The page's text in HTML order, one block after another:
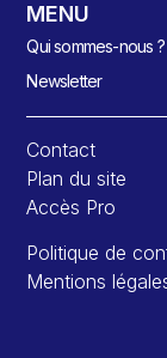
MENU
Qui sommes-nous ?
Newsletter
Contact
Plan du site
Accès Pro
Politique de
Mentions